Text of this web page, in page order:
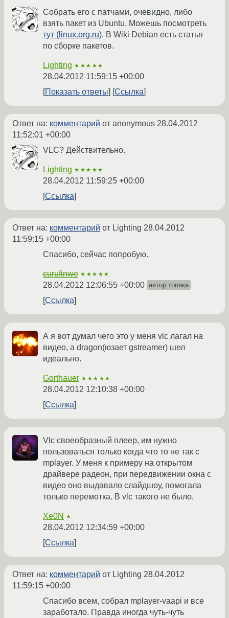
Собрать его с патчами, очевидно, либо
взять пакет из Ubuntu. Можешь посмотреть
тут (linux.org.ru). В Wiki Debian есть статья
по сборке пакетов.
Lighting ★★★★★
28.04.2012 11:59:15 +00:00
Показать ответы
Ссылка
Ответ на: комментарий от anonymous 28.04.2012
11:52:01 +00:00
VLC? Действительно.
Lighting ★★★★★
28.04.2012 11:59:25 +00:00
Ссылка
Ответ на: комментарий от Lighting 28.04.2012
11:59:15 +00:00
Спасибо, сейчас попробую.
curufinwe ★★★★★
28.04.2012 12:06:55 +00:00 автор топика
Ссылка
А я вот думал чего это у меня vlc лагал на
видео, а dragon(юзает gstreamer) шел
идеально.
Gorthauer ★★★★★
28.04.2012 12:10:38 +00:00
Ссылка
Vlc своеобразный плеер, им нужно
пользоваться только когда что то не так с
mplayer. У меня к примеру на открытом
драйвере радеон, при передвижении окна с
видео оно выдавало слайдшоу, помогала
только перемотка. В vlc такого не было.
Xe0N ★
28.04.2012 12:34:59 +00:00
Ссылка
Ответ на: комментарий от Lighting 28.04.2012
11:59:15 +00:00
Спасибо всем, собрал mplayer-vaapi и все
заработало. Правда иногда чуть-чуть